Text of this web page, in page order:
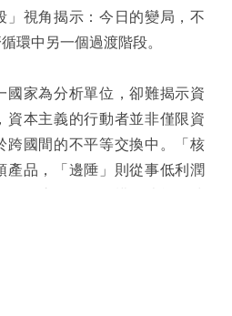
」視角揭示：今日的變局，不
環中另一個過渡階段。
家為分析單位，卻難揭示資
資本主義的行動者並非僅限資
跨國間的不平等交換中。「核
產品，「邊陲」則從事低利潤